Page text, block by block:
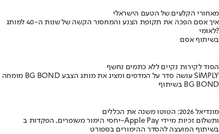
מאחורי הקלעים של הטעם הישראלי
איך אסם הפכה את תקופת הצנע והמחסור הקשה של שנות ה-40 למותג
לאומי?
בשיתוף אסם
הסוד לקירות נקיים ללא כתמים נחשף
מומחה BG BOND עושה סדר על המדפים ומציג את מותג הצבע SIMPLY
בשיתוף BG BOND
מונדיאל 2026: הטוטו משנה את הכללים
יחסי הימור משופרים, הפקדות ב-Apple Pay ותשלום זכיות מיידי
בשיתוף המועצה להסדר ההימורים בספורט